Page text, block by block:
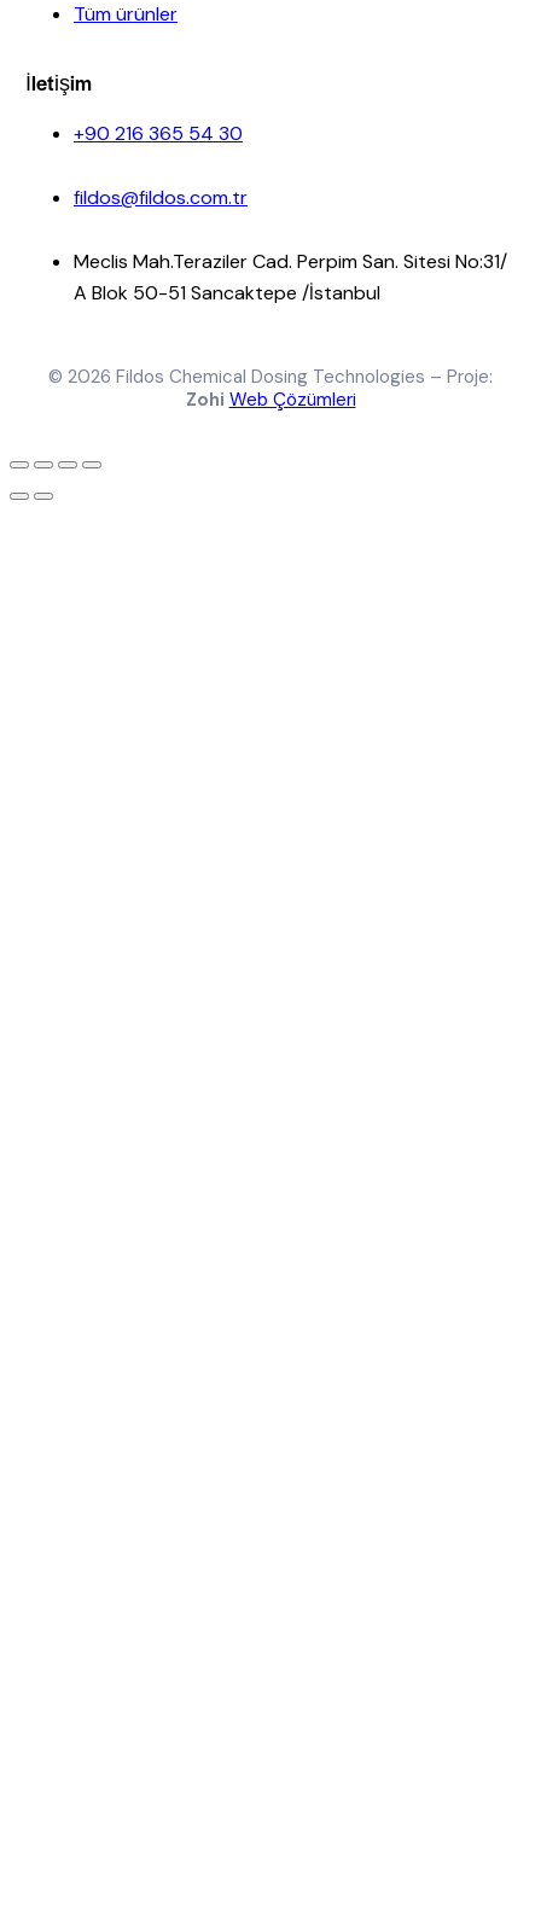
Tüm ürünler
İletişim
+90 216 365 54 30
fildos@fildos.com.tr
Meclis Mah.Teraziler Cad. Perpim San. Sitesi No:31/
A Blok 50-51 Sancaktepe /İstanbul
© 2026 Fildos Chemical Dosing Technologies – Proje:
Zohi Web Çözümleri